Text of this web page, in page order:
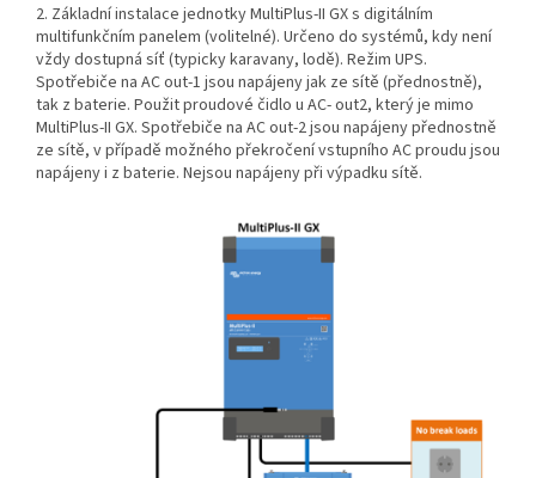
2. Základní instalace jednotky MultiPlus-II GX s digitálním
multifunkčním panelem (volitelné). Určeno do systémů, kdy není
vždy dostupná síť (typicky karavany, lodě). Režim UPS.
Spotřebiče na AC out-1 jsou napájeny jak ze sítě (přednostně),
tak z baterie. Použit proudové čidlo u AC- out2, který je mimo
MultiPlus-II GX. Spotřebiče na AC out-2 jsou napájeny přednostně
ze sítě, v případě možného překročení vstupního AC proudu jsou
napájeny i z baterie. Nejsou napájeny při výpadku sítě.